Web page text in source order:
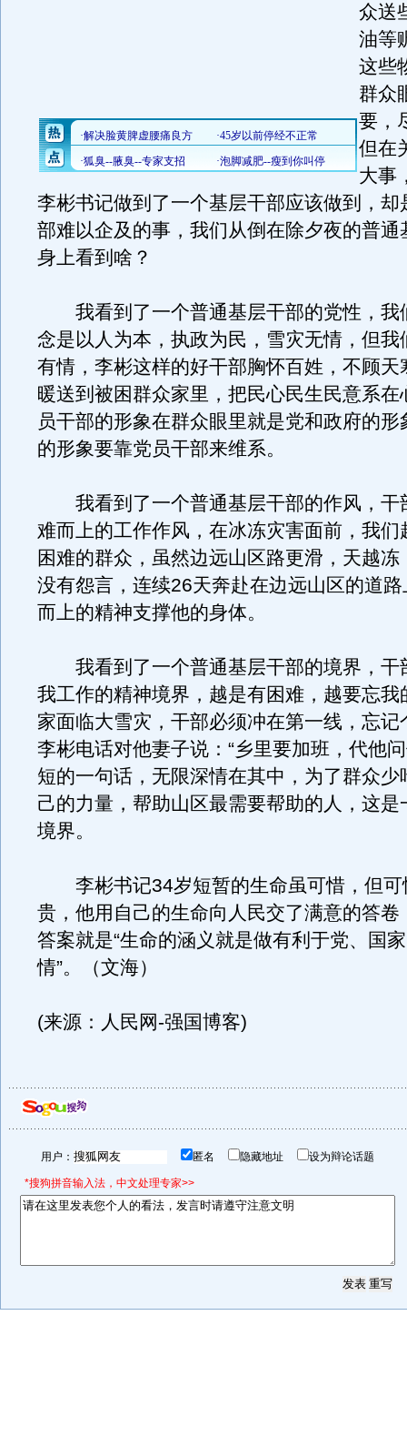
众送
油等
这些
群众
要，
但在
大事
李彬书记做到了一个基层干部应该做到，却
部难以企及的事，我们从倒在除夕夜的普通
身上看到啥？
我看到了一个普通基层干部的党性，我
念是以人为本，执政为民，雪灾无情，但我
有情，李彬这样的好干部胸怀百姓，不顾天
暖送到被困群众家里，把民心民生民意系在
员干部的形象在群众眼里就是党和政府的形
的形象要靠党员干部来维系。
我看到了一个普通基层干部的作风，干
难而上的工作作风，在冰冻灾害面前，我们
困难的群众，虽然边远山区路更滑，天越冻
没有怨言，连续26天奔赴在边远山区的道
而上的精神支撑他的身体。
我看到了一个普通基层干部的境界，干
我工作的精神境界，越是有困难，越要忘我
家面临大雪灾，干部必须冲在第一线，忘记
李彬电话对他妻子说：“乡里要加班，代他
短的一句话，无限深情在其中，为了群众少
己的力量，帮助山区最需要帮助的人，这是
境界。
李彬书记34岁短暂的生命虽可惜，但可
贵，他用自己的生命向人民交了满意的答卷
答案就是“生命的涵义就是做有利于党、国
情”。（文海）
(来源：人民网-强国博客)
用户： 匿名 隐藏地址 设为辩论话题
*搜狗拼音输入法，中文处理专家>>